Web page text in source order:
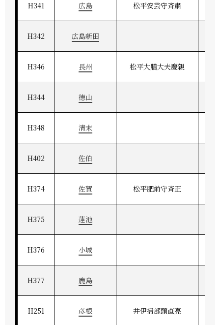
H341 広島 松平安芸守斉粛
H342 広島新田
H346 長州 松平大膳大夫慶親
H344 徳山
H348 清末
H402 佐伯
H374 佐賀 松平肥前守斉正
H375 蓮池
H376 小城
H377 鹿島
H251 彦根 井伊掃部頭直亮